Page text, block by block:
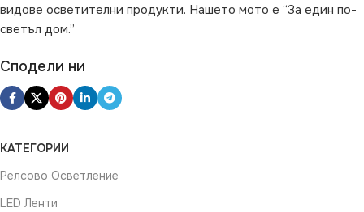
видове осветителни продукти. Нашето мото е “За един по-
светъл дом.”
Сподели ни
КАТЕГОРИИ
Релсово Осветление
LED Ленти